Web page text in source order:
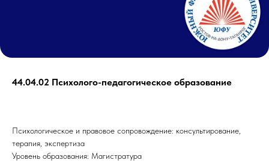
44.04.02 Психолого-педагогическое образование
Психологическое и правовое сопровождение: консультирование,
терапия, экспертиза
Уровень образования: Магистратура